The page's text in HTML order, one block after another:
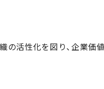
の活性化を図り、企業価